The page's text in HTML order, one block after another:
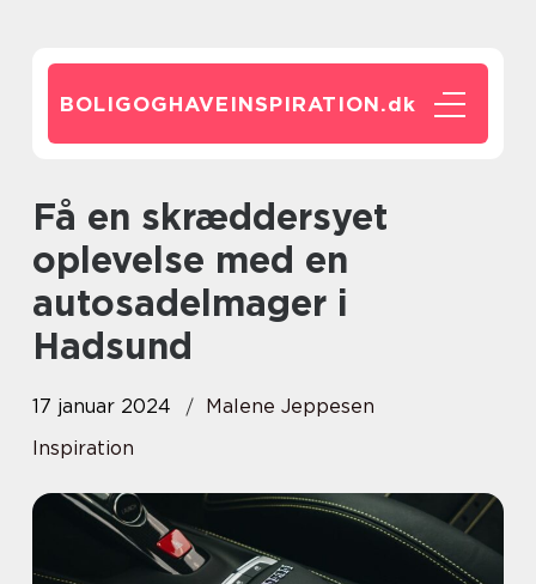
BOLIGOGHAVEINSPIRATION.dk
Få en skræddersyet
oplevelse med en
autosadelmager i
Hadsund
17 januar 2024
Malene Jeppesen
Inspiration